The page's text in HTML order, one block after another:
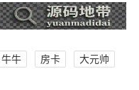
牛牛 房卡
大元帅